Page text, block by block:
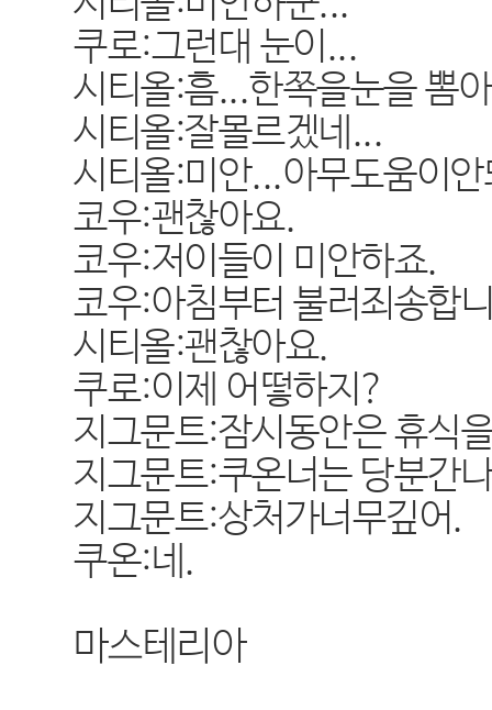
쿠로:그런대 눈이...
시티올:흠...한쪽을눈을 뽐
시티올:잘몰르겠네...
시티올:미안...아무도움이
코우:괜찮아요.
코우:저이들이 미안하죠.
코우:아침부터 불러죄송합
시티올:괜찮아요.
쿠로:이제 어떻하지?
지그문트:잠시동안은 휴식
지그문트:쿠온너는 당분간
지그문트:상처가너무깊어.
쿠온:네.
마스테리아